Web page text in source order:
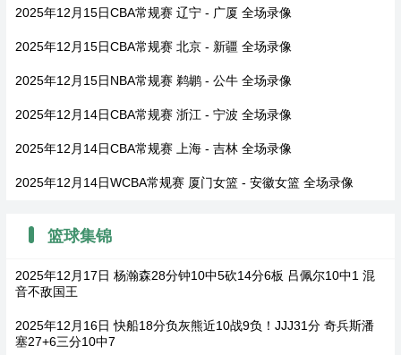
2025年12月15日CBA常规赛 辽宁 - 广厦 全场录像
2025年12月15日CBA常规赛 北京 - 新疆 全场录像
2025年12月15日NBA常规赛 鹈鹕 - 公牛 全场录像
2025年12月14日CBA常规赛 浙江 - 宁波 全场录像
2025年12月14日CBA常规赛 上海 - 吉林 全场录像
2025年12月14日WCBA常规赛 厦门女篮 - 安徽女篮 全场录像
篮球集锦
2025年12月17日 杨瀚森28分钟10中5砍14分6板 吕佩尔10中1 混
音不敌国王
2025年12月16日 快船18分负灰熊近10战9负！JJJ31分 奇兵斯潘
塞27+6三分10中7